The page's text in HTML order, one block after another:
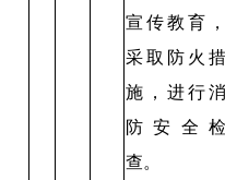
宣传教育，
采取防火措
施，进行消
防安全检
查。